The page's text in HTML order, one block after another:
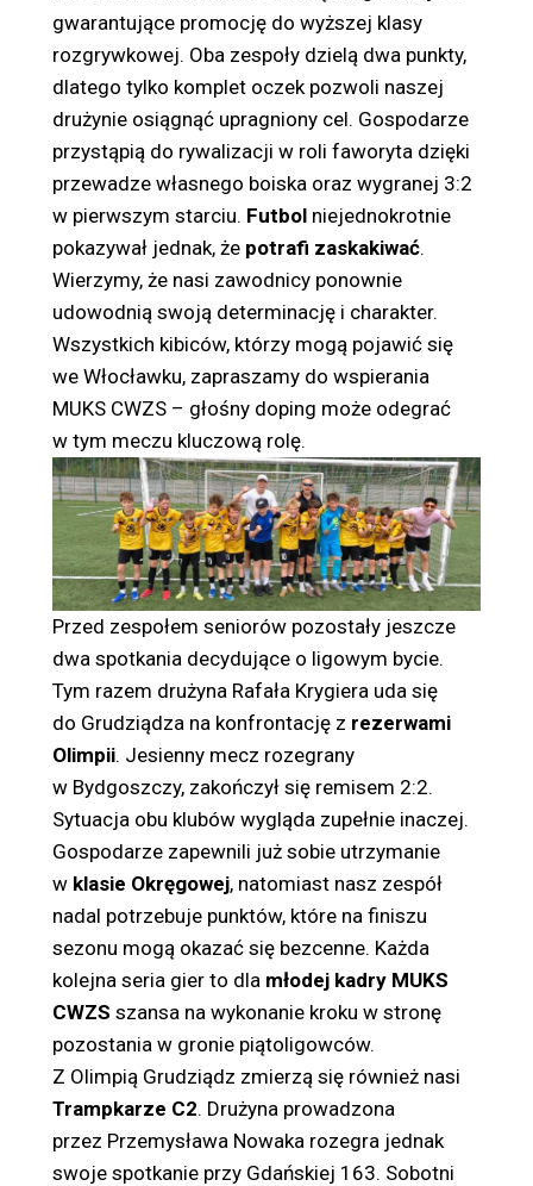
gwarantujące promocję do wyższej klasy
rozgrywkowej. Oba zespoły dzielą dwa punkty,
dlatego tylko komplet oczek pozwoli naszej
drużynie osiągnąć upragniony cel. Gospodarze
przystąpią do rywalizacji w roli faworyta dzięki
przewadze własnego boiska oraz wygranej 3:2
w pierwszym starciu. Futbol niejednokrotnie
pokazywał jednak, że potrafi zaskakiwać.
Wierzymy, że nasi zawodnicy ponownie
udowodnią swoją determinację i charakter.
Wszystkich kibiców, którzy mogą pojawić się
we Włocławku, zapraszamy do wspierania
MUKS CWZS – głośny doping może odegrać
w tym meczu kluczową rolę.
Przed zespołem seniorów pozostały jeszcze
dwa spotkania decydujące o ligowym bycie.
Tym razem drużyna Rafała Krygiera uda się
do Grudziądza na konfrontację z rezerwami
Olimpii. Jesienny mecz rozegrany
w Bydgoszczy, zakończył się remisem 2:2.
Sytuacja obu klubów wygląda zupełnie inaczej.
Gospodarze zapewnili już sobie utrzymanie
w klasie Okręgowej, natomiast nasz zespół
nadal potrzebuje punktów, które na finiszu
sezonu mogą okazać się bezcenne. Każda
kolejna seria gier to dla młodej kadry MUKS
CWZS szansa na wykonanie kroku w stronę
pozostania w gronie piątoligowców.
Z Olimpią Grudziądz zmierzą się również nasi
Trampkarze C2. Drużyna prowadzona
przez Przemysława Nowaka rozegra jednak
swoje spotkanie przy Gdańskiej 163. Sobotni